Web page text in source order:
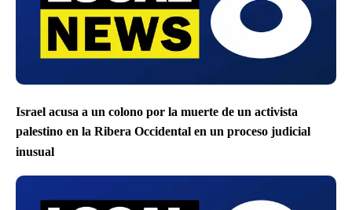
Israel acusa a un colono por la muerte de un activista
palestino en la Ribera Occidental en un proceso judicial
inusual